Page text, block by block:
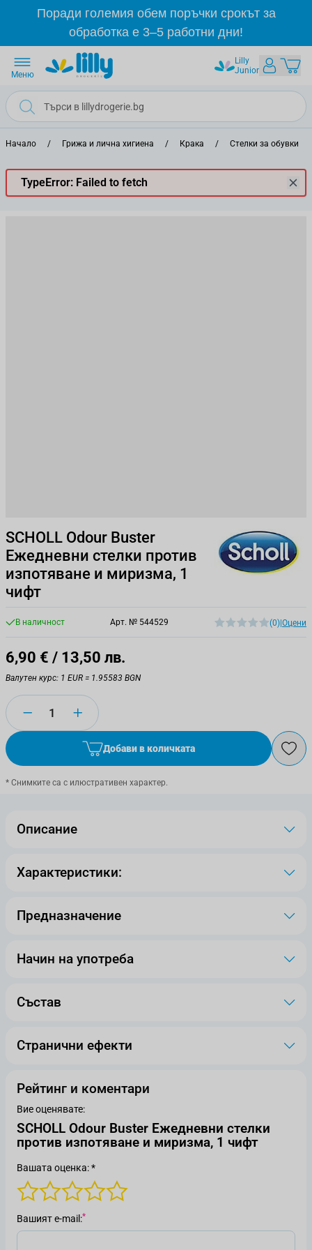
Прескачане към съдържанието
Поради големия обем поръчки срокът за
обработка е 3–5 работни дни!
Lilly
Junior
Меню
Начало / Грижа и лична хигиена / Крака / Стелки за обувки
TypeError: Failed to fetch
SCHOLL Odour Buster
Ежедневни стелки против
изпотяване и миризма, 1
чифт
В наличност Арт. № 544529 (0) Оцени
6,90 € / 13,50 лв.
Валутен курс: 1 EUR = 1.95583 BGN
Количество
Добави в количката
* Снимките са с илюстративен характер.
Описание
Характеристики:
Предназначение
Начин на употреба
Състав
Странични ефекти
Рейтинг и коментари
Вие оценявате:
SCHOLL Odour Buster Ежедневни стелки
против изпотяване и миризма, 1 чифт
Вашата оценка: *
Вашият е-mail